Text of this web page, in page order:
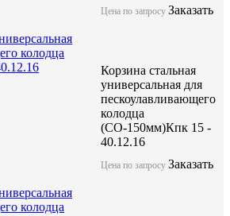
Цена по запросу Заказать
Корзина стальная
универсальная для
пескоулавливающего
колодца
(СО-150мм)Кпк 15 -
40.12.16
Цена по запросу Заказать